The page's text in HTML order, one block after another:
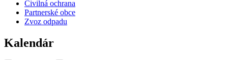
Civilná ochrana
Partnerské obce
Zvoz odpadu
Kalendár